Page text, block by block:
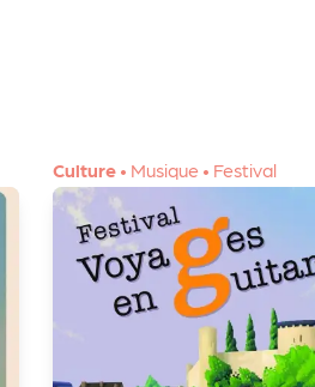
Culture • Musique • Festival